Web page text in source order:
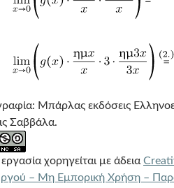
Μπάρλας εκδόσεις
Σαββάλα.
χορηγείται με άδεια
– Μη Εμπορική Χρήση –